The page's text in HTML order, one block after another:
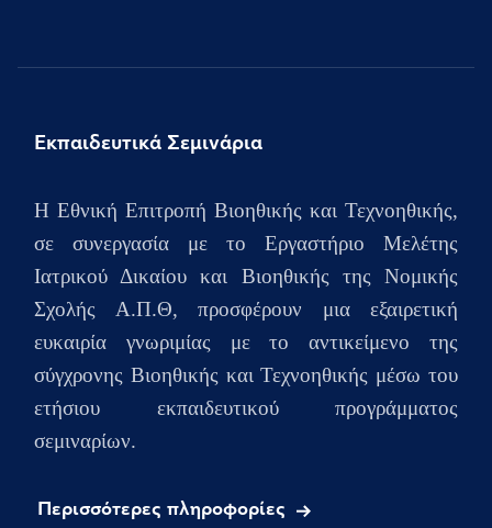
Εκπαιδευτικά Σεμινάρια
H Εθνική Επιτροπή Βιοηθικής και Τεχνοηθικής,
σε συνεργασία με το Εργαστήριο Μελέτης
Ιατρικού Δικαίου και Βιοηθικής της Νομικής
Σχολής Α.Π.Θ, προσφέρουν μια εξαιρετική
ευκαιρία γνωριμίας με το αντικείμενο της
σύγχρονης Βιοηθικής και Τεχνοηθικής μέσω του
ετήσιου
εκπαιδευτικού προγράμματος
σεμιναρίων.
Περισσότερες πληροφορίες